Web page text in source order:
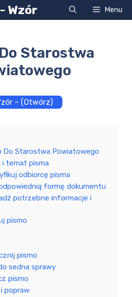
Wzór Menu
Starostwa
– (Otwórz)
Do Starostwa Powiatowego
i temat pisma
odbiorcę pisma
formę dokumentu
potrzebne informacje i
pismo
pismo
sedna sprawy
pismo
popraw